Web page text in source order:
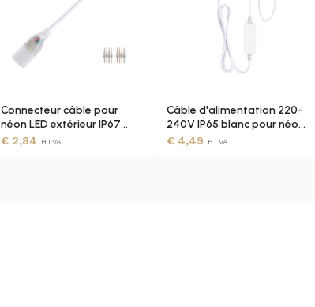
Connecteur câble pour
néon LED extérieur IP67
blanc
€2,84 HTVA
Câble d'alimentation 220-
240V IP65 blanc pour néon
LED flexible
€4,49 HTVA